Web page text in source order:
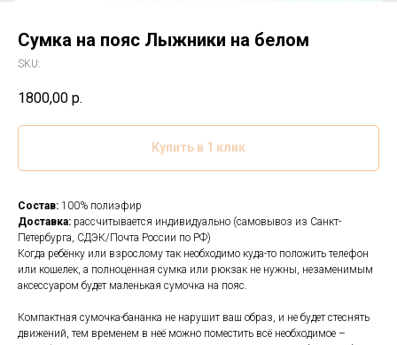
Сумка на пояс Лыжники на белом
SKU:
1800,00 р.
Купить в 1 клик
Состав: 100% полиэфир
Доставка: рассчитывается индивидуально (самовывоз из Санкт-
Петербурга, СДЭК/Почта России по РФ)
Когда ребёнку или взрослому так необходимо куда-то положить телефон
или кошелек, а полноценная сумка или рюкзак не нужны, незаменимым
аксессуаром будет маленькая сумочка на пояс.
Компактная сумочка-бананка не нарушит ваш образ, и не будет стеснять
движений, тем временем в неё можно поместить всё необходимое –